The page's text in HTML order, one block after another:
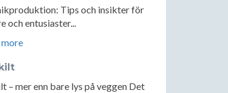
Tips och insikter för
och entusiaster...
more
– mer enn bare lys på veggen Det